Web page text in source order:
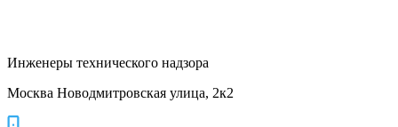
Инженеры технического надзора
Москва Новодмитровская улица, 2к2